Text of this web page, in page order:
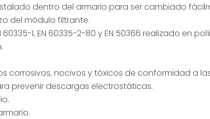
dentro del armario para ser cambiado
del módulo filtrante.
1, EN 60335-2-80 y EN 50366 realizado en
corrosivos, nocivos y tóxicos de conformidad a
prevenir descargas electrostáticas.